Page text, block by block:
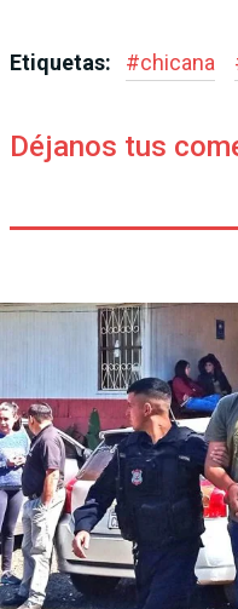
Etiquetas: #chicana
Déjanos tus